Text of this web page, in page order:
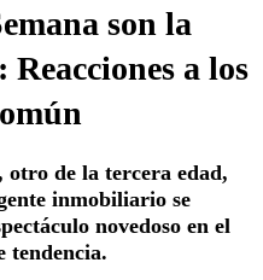
son la
Reacciones a los
de la tercera edad,
inmobiliario se
novedoso en el
tendencia.